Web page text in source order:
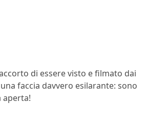
di essere visto e filmato dai
faccia davvero esilarante: sono
aperta!